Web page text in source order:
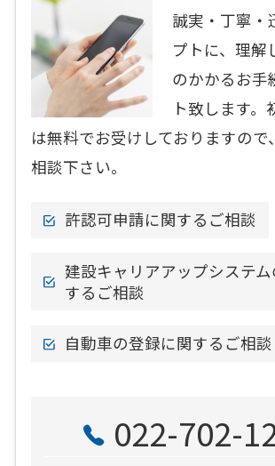
誠実・丁寧・
プトに、理解
のかかるお手
ト致します。
は無料でお受けしておりますので
相談下さい。
許認可申請に関するご相談
建設キャリアアップシステ
するご相談
自動車の登録に関するご相談
022-702-